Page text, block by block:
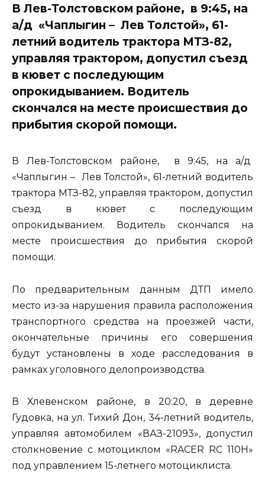
В Лев-Толстовском районе, в 9:45, на
а/д «Чаплыгин – Лев Толстой», 61-
летний водитель трактора МТЗ-82,
управляя трактором, допустил съезд
в кювет с последующим
опрокидыванием. Водитель
скончался на месте происшествия до
прибытия скорой помощи.
В Лев-Толстовском районе, в 9:45, на а/д
«Чаплыгин – Лев Толстой», 61-летний водитель
трактора МТЗ-82, управляя трактором, допустил
съезд в кювет с последующим
опрокидыванием. Водитель скончался на
месте происшествия до прибытия скорой
помощи.
По предварительным данным ДТП имело
место из-за нарушения правила расположения
транспортного средства на проезжей части,
окончательные причины его совершения
будут установлены в ходе расследования в
рамках уголовного делопроизводства.
В Хлевенском районе, в 20:20, в деревне
Гудовка, на ул. Тихий Дон, 34-летний водитель,
управляя автомобилем «ВАЗ-21093», допустил
столкновение с мотоциклом «RACER RC 110H»
под управлением 15-летнего мотоциклиста.